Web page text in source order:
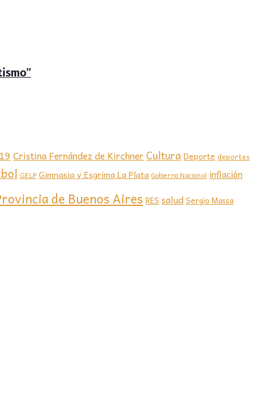
Cristina Fernández de Kirchner Cultura Deporte deportes
GELP Gimnasia y Esgrima La Plata Gobierno Nacional inflación
de Buenos Aires RES saludSergio Massa